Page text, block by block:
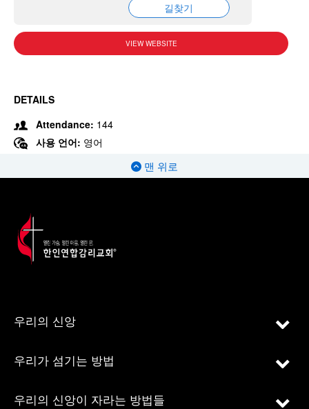
길찾기
VIEW WEBSITE
DETAILS
Attendance: 144
사용 언어: 영어
맨 위로
우리의 신앙
우리가 섬기는 방법
우리의 신앙이 자라는 방법들